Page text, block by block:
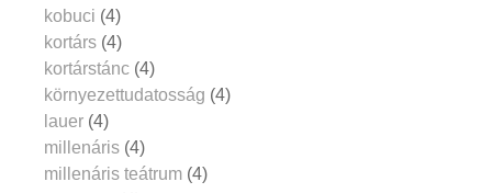
kobuci (4)
kortárs (4)
kortárstánc (4)
környezettudatosság (4)
lauer (4)
millenáris (4)
millenáris teátrum (4)